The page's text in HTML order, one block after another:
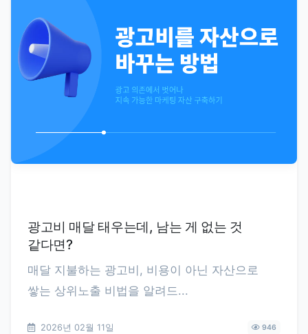
광고비 매달 태우는데, 남는 게 없는 것
같다면?
매달 지불하는 광고비, 비용이 아닌 자산으로
쌓는 상위노출 비법을 알려드...
2026년 02월 11일 946